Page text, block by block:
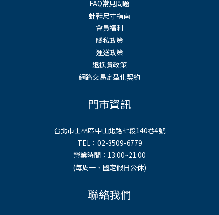
FAQ常見問題
蛙鞋尺寸指南
會員福利
隱私政策
運送政策
退換貨政策
網路交易定型化契約
門市資訊
台北市士林區中山北路七段140巷4號
TEL：02-8509-6779
營業時間：13:00~21:00
(每周一、國定假日公休)
聯絡我們